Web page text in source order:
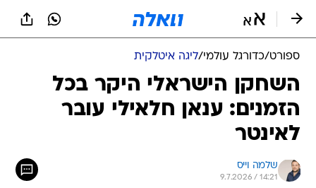
ספורט/כדורגל עולמי/ליגה איטלקית
השחקן הישראלי היקר בכל
הזמנים: ענאן חלאילי עובר
לאינטר
שלמה וייס
9.7.2026 / 14:21